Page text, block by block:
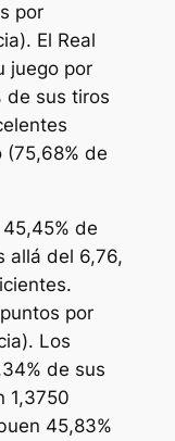
por
El Real
juego por
de sus tiros
(75,68% de
de
allá del 6,76,
por
Los
de sus
1,3750
45,83%